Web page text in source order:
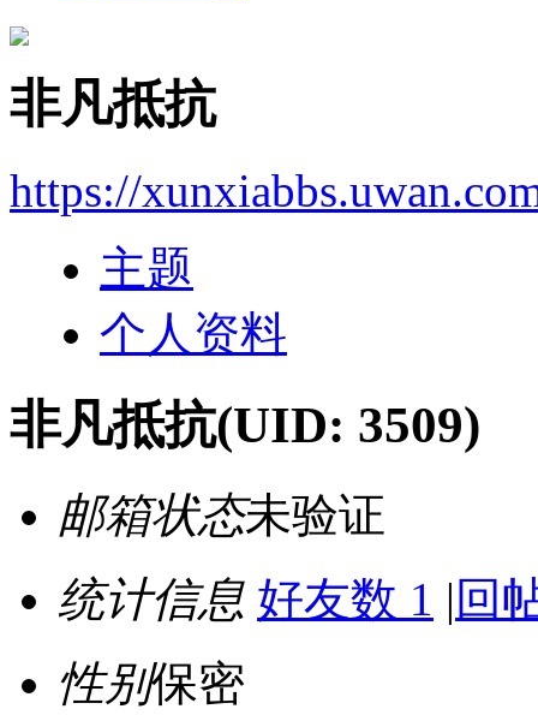
非凡抵抗
https://
主题
个人资料
非凡抵抗(UID: 3509)
邮箱状态未验证
统计信息 好友数 1 | 回
性别保密